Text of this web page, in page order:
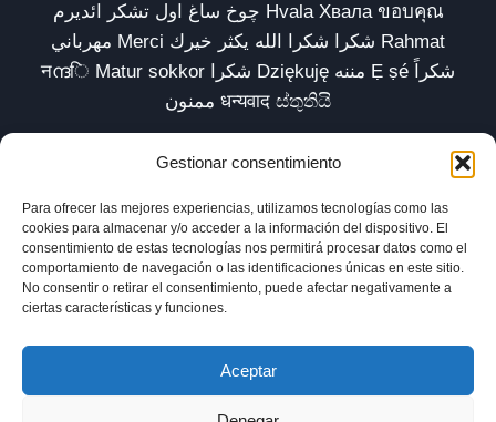
Gestionar consentimiento
Para ofrecer las mejores experiencias, utilizamos tecnologías como las
cookies para almacenar y/o acceder a la información del dispositivo. El
consentimiento de estas tecnologías nos permitirá procesar datos como el
comportamiento de navegación o las identificaciones únicas en este sitio.
No consentir o retirar el consentimiento, puede afectar negativamente a
ciertas características y funciones.
Aceptar
چوخ ساغ اول تشکر ائدیرم Hvala Хвала ขอบคุณ
مهرباني Merci شكرا شكرا الله يكثر خيرك Rahmat
नന്ദि Matur sokkor شكرا Dziękuję مننه Ẹ ṣé شكراً
ممنون धन्यवाद ස්තුතියි
Inicio Biblioteca Parábolas TV
Comunidad
Esencia
Blog
Política de privacidad
Aviso legal
Política de cookies (UE)